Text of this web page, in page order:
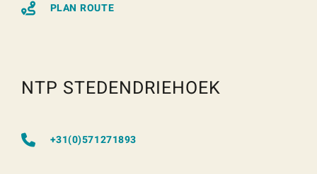
PLAN ROUTE
NTP STEDENDRIEHOEK
+31(0)571271893